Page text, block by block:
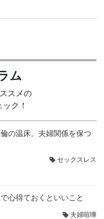
ム
スメの
ク！
の温床。夫婦関係を保つ
セックスレス
心得ておくといいこと
夫婦喧嘩